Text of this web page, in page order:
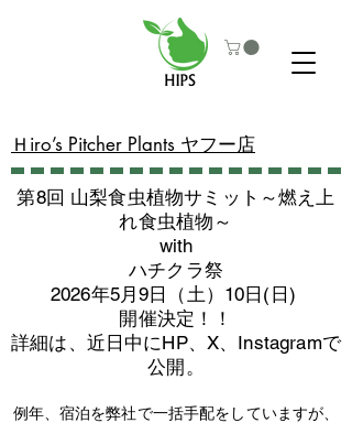
​Ｈiro’s Pitcher Plants ヤフー店
第8回 山梨食虫植物サミット～燃え上
れ食虫植物～
with
​ハチクラ祭
2026年5月9日（土）10日(日)
​開催決定！！
詳細は、近日中にHP、X、Instagramで
公開。
例年、宿泊を弊社で一括手配をしていますが、